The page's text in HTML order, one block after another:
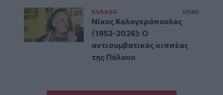
ΕΛΛAΔΑ 09:46
Νίκος Καλογερόπουλος
(1952-2026): O
αντισυμβατικός «ιππέας
της Πύλου»